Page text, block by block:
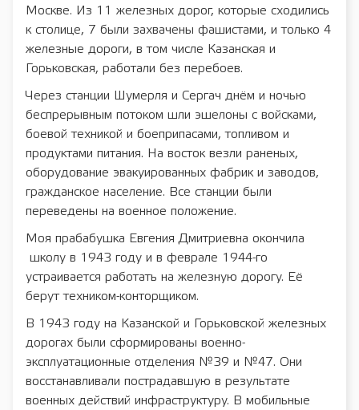
Москве. Из 11 железных дорог, которые сходились
к столице, 7 были захвачены фашистами, и только 4
железные дороги, в том числе Казанская и
Горьковская, работали без перебоев.
Через станции Шумерля и Сергач днём и ночью
беспрерывным потоком шли эшелоны с войсками,
боевой техникой и боеприпасами, топливом и
продуктами питания. На восток везли раненых,
оборудование эвакуированных фабрик и заводов,
гражданское население. Все станции были
переведены на военное положение.
Моя прабабушка Евгения Дмитриевна окончила
школу в 1943 году и в феврале 1944-го
устраивается работать на железную дорогу. Её
берут техником-конторщиком.
В 1943 году на Казанской и Горьковской железных
дорогах были сформированы военно-
эксплуатационные отделения №39 и №47. Они
восстанавливали пострадавшую в результате
военных действий инфраструктуру. В мобильные